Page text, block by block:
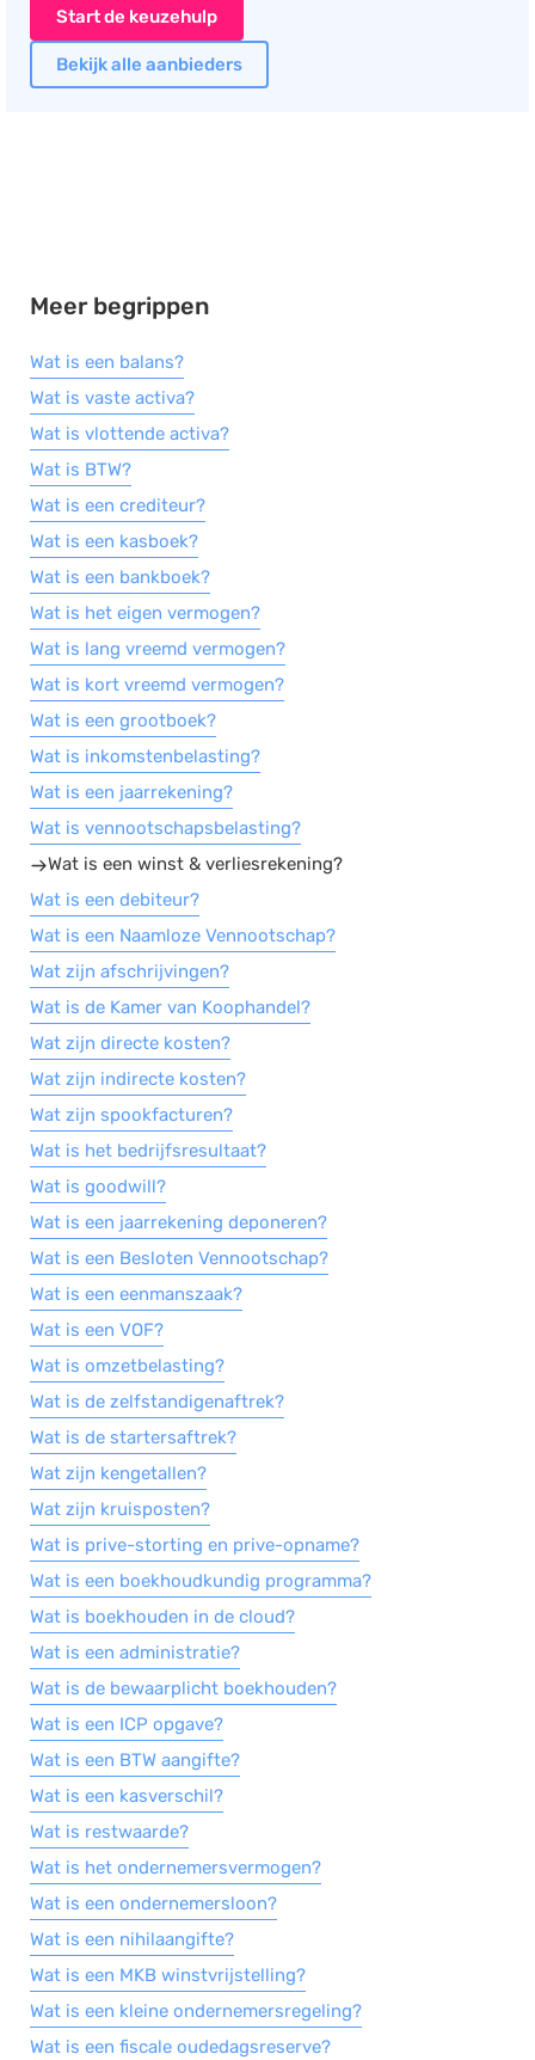
Start de keuzehulp
Bekijk alle aanbieders
Meer begrippen
Wat is een balans?
Wat is vaste activa?
Wat is vlottende activa?
Wat is BTW?
Wat is een crediteur?
Wat is een kasboek?
Wat is een bankboek?
Wat is het eigen vermogen?
Wat is lang vreemd vermogen?
Wat is kort vreemd vermogen?
Wat is een grootboek?
Wat is inkomstenbelasting?
Wat is een jaarrekening?
Wat is vennootschapsbelasting?
Wat is een winst & verliesrekening?
Wat is een debiteur?
Wat is een Naamloze Vennootschap?
Wat zijn afschrijvingen?
Wat is de Kamer van Koophandel?
Wat zijn directe kosten?
Wat zijn indirecte kosten?
Wat zijn spookfacturen?
Wat is het bedrijfsresultaat?
Wat is goodwill?
Wat is een jaarrekening deponeren?
Wat is een Besloten Vennootschap?
Wat is een eenmanszaak?
Wat is een VOF?
Wat is omzetbelasting?
Wat is de zelfstandigenaftrek?
Wat is de startersaftrek?
Wat zijn kengetallen?
Wat zijn kruisposten?
Wat is prive-storting en prive-opname?
Wat is een boekhoudkundig programma?
Wat is boekhouden in de cloud?
Wat is een administratie?
Wat is de bewaarplicht boekhouden?
Wat is een ICP opgave?
Wat is een BTW aangifte?
Wat is een kasverschil?
Wat is restwaarde?
Wat is het ondernemersvermogen?
Wat is een ondernemersloon?
Wat is een nihilaangifte?
Wat is een MKB winstvrijstelling?
Wat is een kleine ondernemersregeling?
Wat is een fiscale oudedagsreserve?